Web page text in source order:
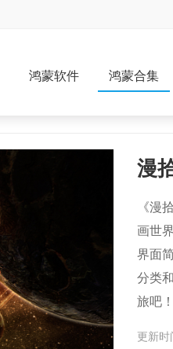
鸿蒙软件 鸿蒙合集
漫
《漫
画世
界面
分类
旅吧
更新时